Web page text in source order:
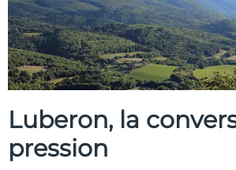
Luberon, la
pression